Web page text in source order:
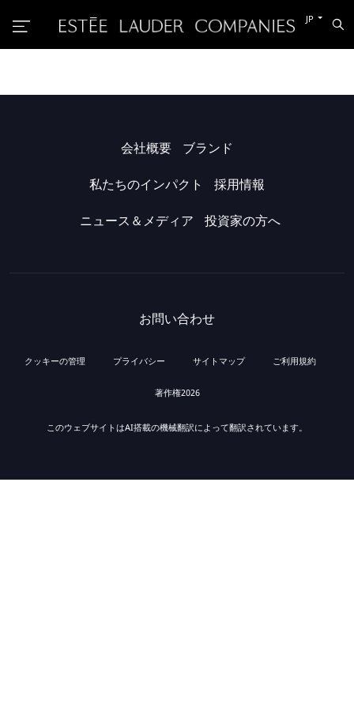
索
他
の
語
替
JP
会社概要 ブランド
私たちのインパクト 採用情報
ニュース＆メディア 投資家の方へ
お問い合わせ
クッキーの管理 プライバシー サイトマップ ご利用規約
著作権2026
このウェブサイトはAI搭載の機械翻訳によって翻訳されています。